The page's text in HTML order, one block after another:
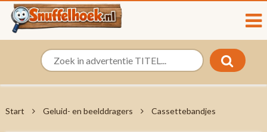
Start Geluid- en beelddragers Cassettebandjes